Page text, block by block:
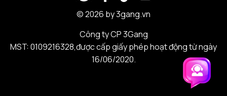
© 2026 by 3gang.vn
Công ty CP 3Gang
MST: 0109216328,được cấp giấy phép hoạt động từ ngày
16/06/2020.